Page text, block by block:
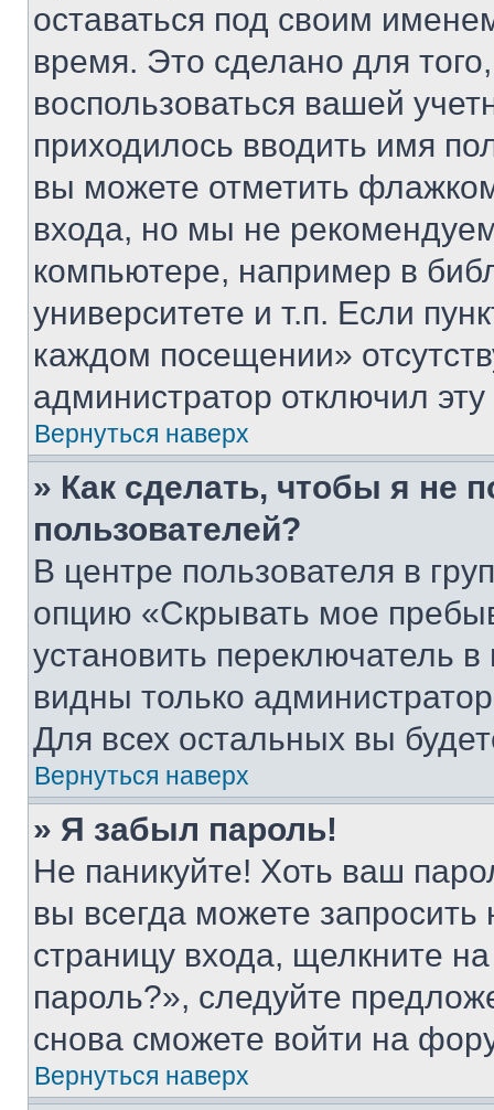
оставаться под своим
время. Это сделано для
воспользоваться вашей
приходилось вводить имя
вы можете отметить
входа, но мы не
компьютере, например в
университете и т.п. Если
каждом посещении»
администратор отключил
Вернуться наверх
» Как сделать, чтобы я не
пользователей?
В центре пользователя в
опцию «Скрывать мое
установить переключатель
видны только
Для всех остальных вы
Вернуться наверх
» Я забыл пароль!
Не паникуйте! Хоть ваш
вы всегда можете
страницу входа, щелкните
пароль?», следуйте
снова сможете войти на
Вернуться наверх